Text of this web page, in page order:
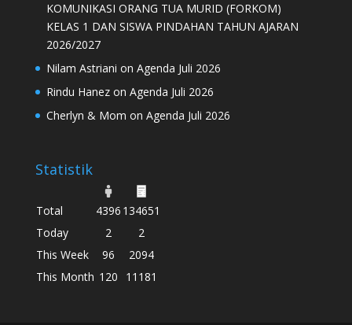
KOMUNIKASI ORANG TUA MURID (FORKOM)
KELAS 1 DAN SISWA PINDAHAN TAHUN AJARAN
2026/2027
Nilam Astriani on Agenda Juli 2026
Rindu Hanezon Agenda Juli 2026
Cherlyn & Mom on Agenda Juli 2026
Statistik
Total 4396 134651
Today
2
2
This Week
96
2094
This Month 120 11181